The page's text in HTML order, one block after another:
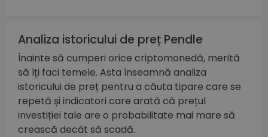
Analiza istoricului de preț Pendle
Înainte să cumperi orice criptomonedă, merită
să îți faci temele. Asta înseamnă analiza
istoricului de preț pentru a căuta tipare care se
repetă și indicatori care arată că prețul
investiției tale are o probabilitate mai mare să
crească decât să scadă.